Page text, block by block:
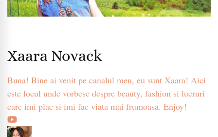
Xaara Novack
Buna! Bine ai venit pe canalul meu, eu sunt Xaara! Aici
este locul unde vorbesc despre beauty, fashion si lucruri
care imi plac si imi fac viata mai frumoasa. Enjoy!